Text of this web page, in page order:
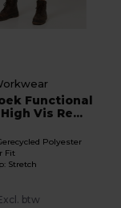
Functional
Vis Re...
Polyester
Fit
Stretch
btw